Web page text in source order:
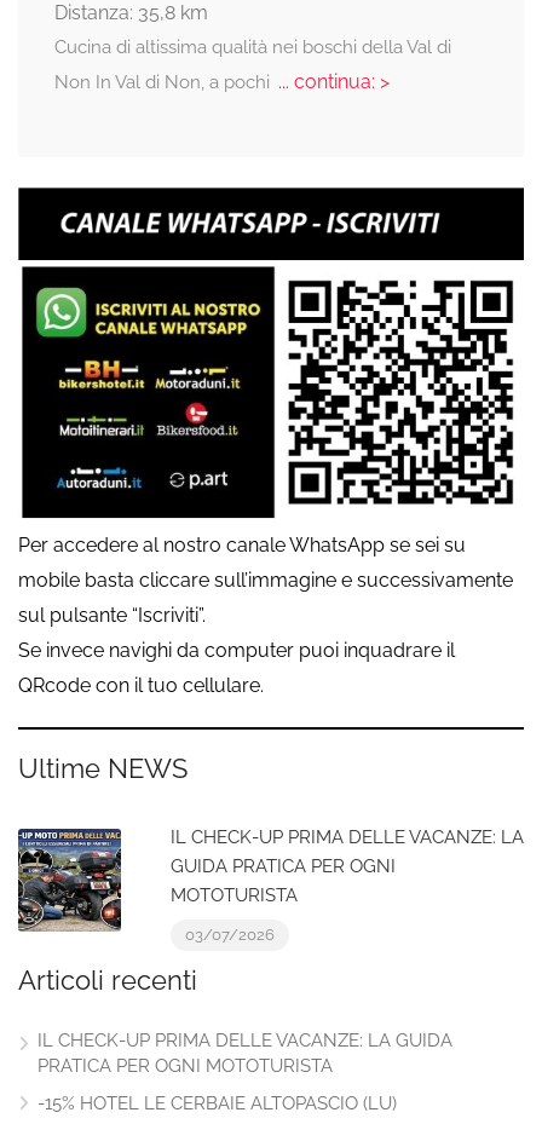
Distanza: 35,8 km
Cucina di altissima qualità nei boschi della Val di
Non In Val di Non, a pochi ... continua: >
Per accedere al nostro canale WhatsApp se sei su
mobile basta cliccare sull’immagine e successivamente
sul pulsante “Iscriviti”.
Se invece navighi da computer puoi inquadrare il
QRcode con il tuo cellulare.
Ultime NEWS
IL CHECK-UP PRIMA DELLE VACANZE: LA
GUIDA PRATICA PER OGNI
MOTOTURISTA
03/07/2026
Articoli recenti
IL CHECK-UP PRIMA DELLE VACANZE: LA GUIDA
PRATICA PER OGNI MOTOTURISTA
-15% HOTEL LE CERBAIE ALTOPASCIO (LU)